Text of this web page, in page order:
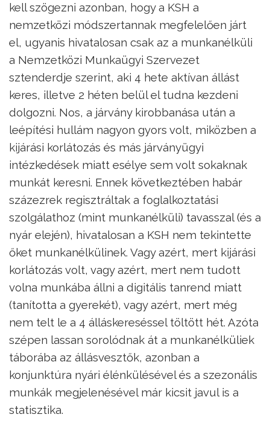
kell szögezni azonban, hogy a KSH a
nemzetközi módszertannak megfelelően járt
el, ugyanis hivatalosan csak az a munkanélküli
a Nemzetközi Munkaügyi Szervezet
sztenderdje szerint, aki 4 hete aktívan állást
keres, illetve 2 héten belül el tudna kezdeni
dolgozni. Nos, a járvány kirobbanása után a
leépítési hullám nagyon gyors volt, miközben a
kijárási korlátozás és más járványügyi
intézkedések miatt esélye sem volt sokaknak
munkát keresni. Ennek következtében habár
százezrek regisztráltak a foglalkoztatási
szolgálathoz (mint munkanélküli) tavasszal (és a
nyár elején), hivatalosan a KSH nem tekintette
őket munkanélkülinek. Vagy azért, mert kijárási
korlátozás volt, vagy azért, mert nem tudott
volna munkába állni a digitális tanrend miatt
(tanította a gyerekét), vagy azért, mert még
nem telt le a 4 álláskereséssel töltött hét. Azóta
szépen lassan sorolódnak át a munkanélküliek
táborába az állásvesztők, azonban a
konjunktúra nyári élénkülésével és a szezonális
munkák megjelenésével már kicsit javul is a
statisztika.